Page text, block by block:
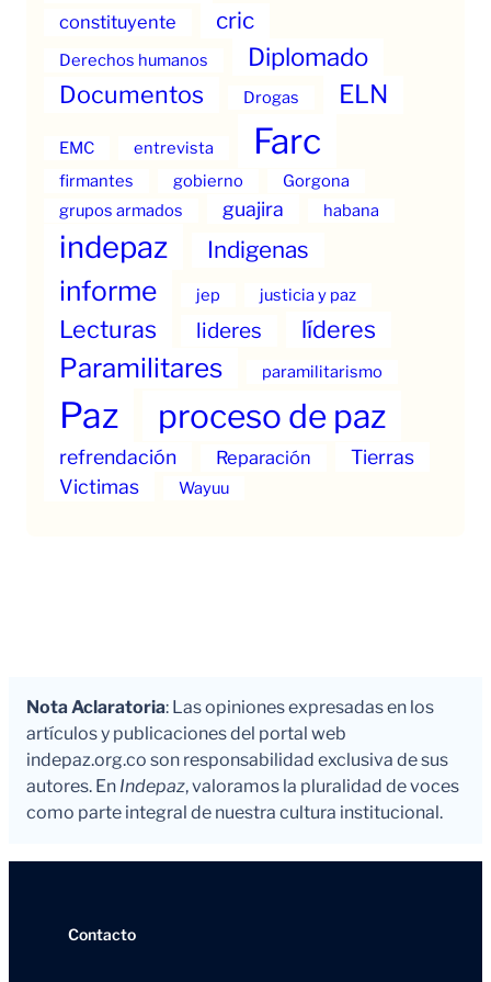
constituyente cric
Derechos humanos Diplomado
Documentos Drogas ELN
EMC entrevista Farc
firmantes gobierno
Gorgona
grupos armados
guajira habana
indepaz Indigenas
informe jep justicia y paz
Lecturas lideres líderes
Paramilitares paramilitarismo
Paz proceso de paz
refrendación Reparación
Tierras
Victimas
Wayuu
Nota Aclaratoria: Las opiniones expresadas en los
artículos y publicaciones del portal web
indepaz.org.co son responsabilidad exclusiva de sus
autores. En Indepaz, valoramos la pluralidad de voces
como parte integral de nuestra cultura institucional.
Contacto